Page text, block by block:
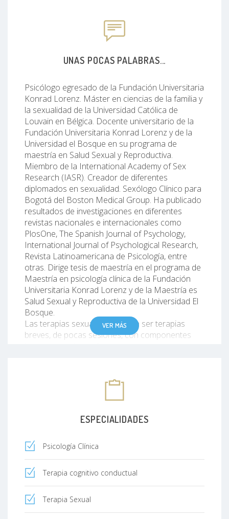
UNAS POCAS PALABRAS...
Psicólogo egresado de la Fundación Universitaria
Konrad Lorenz. Máster en ciencias de la familia y
la sexualidad de la Universidad Católica de
Louvain en Bélgica. Docente universitario de la
Fundación Universitaria Konrad Lorenz y de la
Universidad el Bosque en su programa de
maestría en Salud Sexual y Reproductiva.
Miembro de la International Academy of Sex
Research (IASR). Creador de diferentes
diplomados en sexualidad. Sexólogo Clínico para
Bogotá del Boston Medical Group. Ha publicado
resultados de investigaciones en diferentes
revistas nacionales e internacionales como
PlosOne, The Spanish Journal of Psychology,
International Journal of Psychological Research,
Revista Latinoamericana de Psicología, entre
otras. Dirige tesis de maestría en el programa de
Maestría en psicología clínica de la Fundación
Universitaria Konrad Lorenz y de la Maestría es
Salud Sexual y Reproductiva de la Universidad El
Bosque.
Las terapias sexuales tienden a ser terapias
breves, de pocas sesiones, con componentes
experimentalmente y han demostrado su
Uso técnicas novedosas basadas en las terapias
de tercera generación en psicología,
Llevo 18 años trabajando las terapias de pareja y
investigador y docente del área de sexualidad,
Miembro fundador de ACSEX: Asociación
Colombiana de Salud Sexual
VER MÁS
ESPECIALIDADES
Psicología Clínica
Terapia cognitivo conductual
Terapia Sexual